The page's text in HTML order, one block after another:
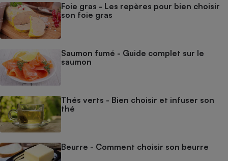
Foie gras - Les repères pour bien choisir
son foie gras
Saumon fumé - Guide complet sur le
saumon
Thés verts - Bien choisir et infuser son
thé
Beurre - Comment choisir son beurre